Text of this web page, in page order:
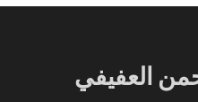
العفيفي